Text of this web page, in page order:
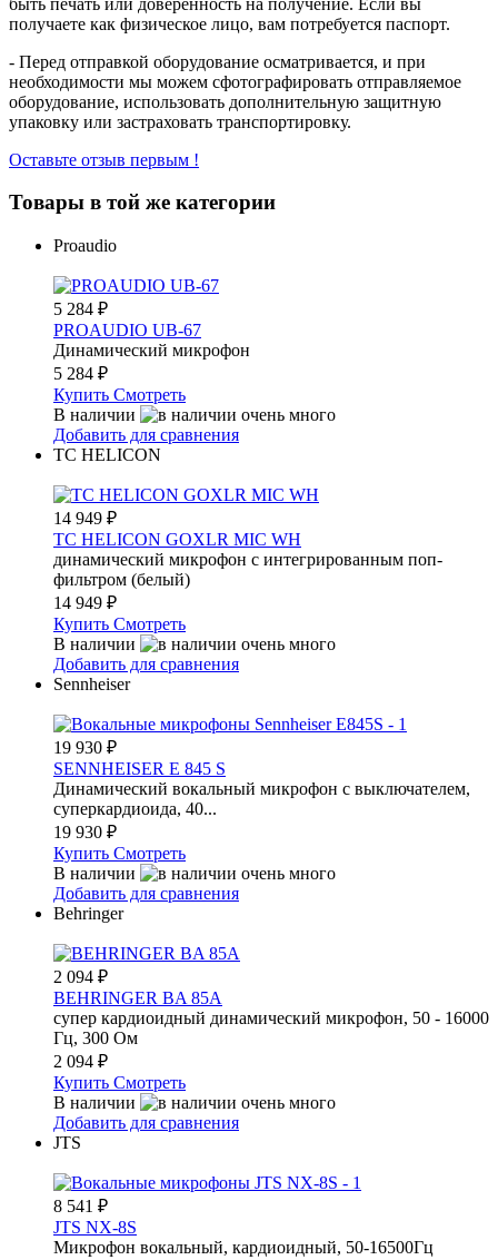
получаете как физическое лицо, вам потребуется паспорт.
- Перед отправкой оборудование осматривается, и при
необходимости мы можем сфотографировать отправляемое
оборудование, использовать дополнительную защитную
упаковку или застраховать транспортировку.
Оставьте отзыв первым !
Товары в той же категории
Proaudio
5 284 ₽
PROAUDIO UB-67
Динамический микрофон
5 284 ₽
Купить Смотреть
В наличии
Добавить для сравнения
TC HELICON
14 949 ₽
TC HELICON GOXLR MIC WH
динамический микрофон с интегрированным поп-
фильтром (белый)
14 949 ₽
Купить Смотреть
В наличии
Добавить для сравнения
Sennheiser
19 930 ₽
SENNHEISER E 845 S
Динамический вокальный микрофон с выключателем,
суперкардиоида, 40...
19 930 ₽
Купить Смотреть
В наличии
Добавить для сравнения
Behringer
2 094 ₽
BEHRINGER BA 85A
супер кардиоидный динамический микрофон, 50 - 16000
Гц, 300 Ом
2 094 ₽
Купить Смотреть
В наличии
Добавить для сравнения
JTS
8 541 ₽
JTS NX-8S
Микрофон вокальный, кардиоидный, 50-16500Гц